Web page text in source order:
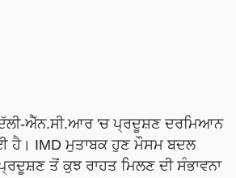
ਐੱਨ.ਸੀ.ਆਰ 'ਚ ਪ੍ਰਦੂਸ਼ਣ ਦਰਮਿਆਨ
ਹੈ। IMD ਮੁਤਾਬਕ ਹੁਣ ਮੌਸਮ ਬਦਲ
ਤੋਂ ਕੁਝ ਰਾਹਤ ਮਿਲਣ ਦੀ ਸੰਭਾਵਨਾ